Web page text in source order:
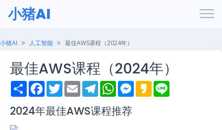
小猪AI
小猪AI 人工智能 最佳AWS课程（2024年）
最佳AWS课程（2024年）
S
h
r
e
F
a
e
b
T
w
t
t
E
m
i
l
T
e
e
g
W
h
t
s
M
e
K
a
2024年最佳AWS课程推荐